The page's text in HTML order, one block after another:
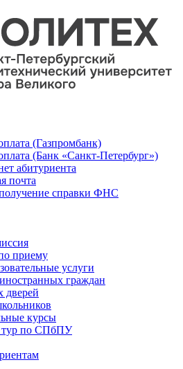
(Газпромбанк)
(Банк «Санкт-Петербург»)
абитуриента
почта
справки ФНС
приему
услуги
граждан
дверей
курсы
тур по СПбПУ